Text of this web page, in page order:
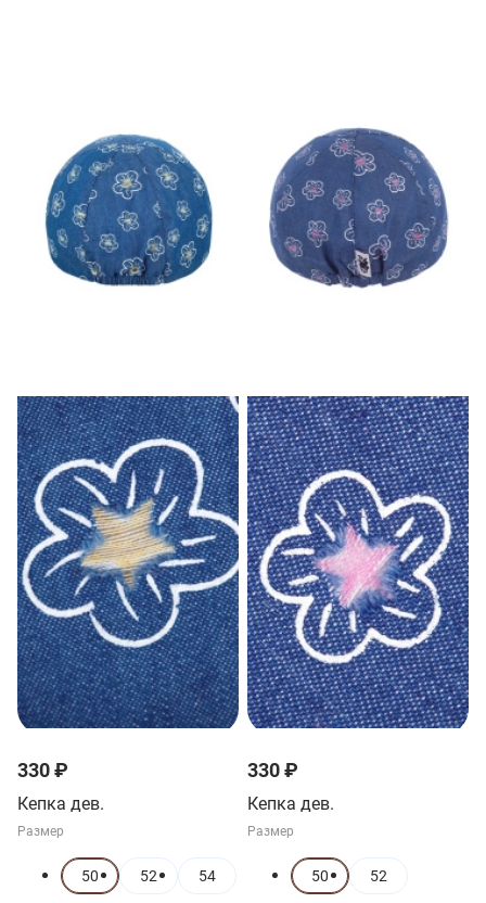
330 ₽
Кепка дев.
Размер
50 52 54
330 ₽
Кепка дев.
Размер
50 52